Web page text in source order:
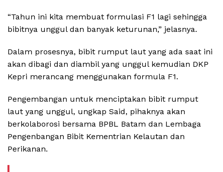
“Tahun ini kita membuat formulasi F1 lagi sehingga
bibitnya unggul dan banyak keturunan,” jelasnya.
Dalam prosesnya, bibit rumput laut yang ada saat ini
akan dibagi dan diambil yang unggul kemudian DKP
Kepri merancang menggunakan formula F1.
Pengembangan untuk menciptakan bibit rumput
laut yang unggul, ungkap Said, pihaknya akan
berkolaborosi bersama BPBL Batam dan Lembaga
Pengenbangan Bibit Kementrian Kelautan dan
Perikanan.